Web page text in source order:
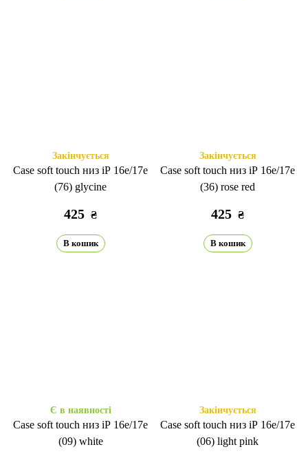
Закінчується
Case soft touch низ iP 16e/17е
(76) glycine
425 ₴
В кошик
Закінчується
Case soft touch низ iP 16e/17е
(36) rose red
425 ₴
В кошик
Є в наявності
Case soft touch низ iP 16e/17е
(09) white
Закінчується
Case soft touch низ iP 16e/17е
(06) light pink